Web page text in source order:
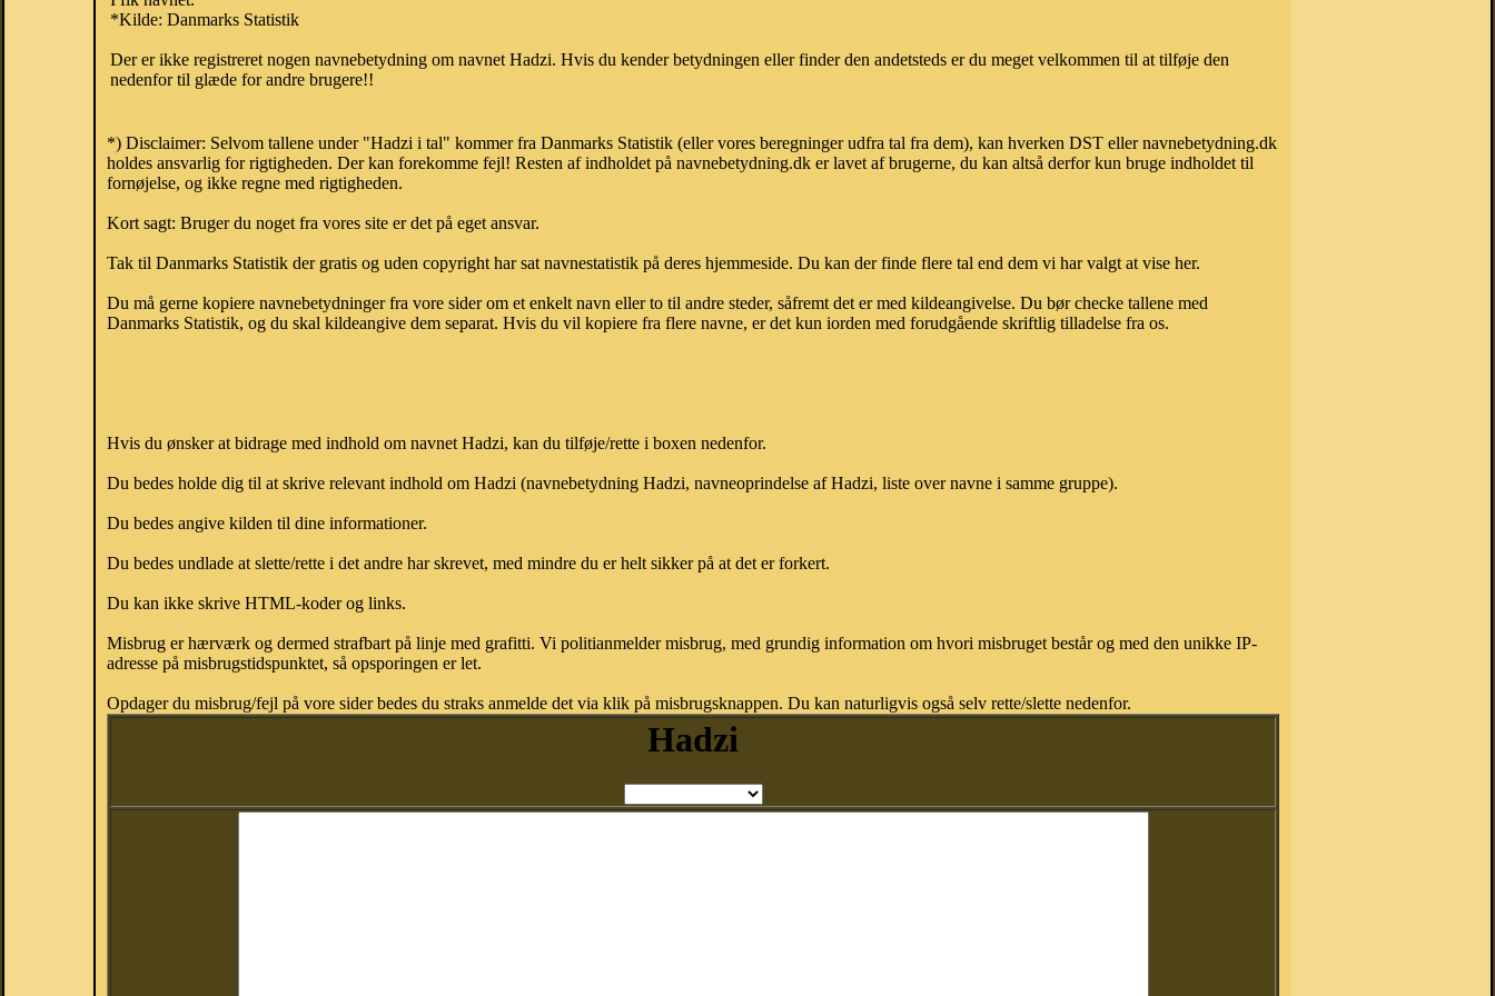
*Kilde: Danmarks Statistik
Der er ikke registreret nogen navnebetydning om navnet Hadzi. Hvis du kender betydningen eller finder den andetsteds er du meget velkommen til at tilføje den
nedenfor til glæde for andre brugere!!
*) Disclaimer: Selvom tallene under "Hadzi i tal" kommer fra Danmarks Statistik (eller vores beregninger udfra tal fra dem), kan hverken DST eller navnebetydning.dk
holdes ansvarlig for rigtigheden. Der kan forekomme fejl! Resten af indholdet på navnebetydning.dk er lavet af brugerne, du kan altså derfor kun bruge indholdet til
fornøjelse, og ikke regne med rigtigheden.
Kort sagt: Bruger du noget fra vores site er det på eget ansvar.
Tak til Danmarks Statistik der gratis og uden copyright har sat navnestatistik på deres hjemmeside. Du kan der finde flere tal end dem vi har valgt at vise her.
Du må gerne kopiere navnebetydninger fra vore sider om et enkelt navn eller to til andre steder, såfremt det er med kildeangivelse. Du bør checke tallene med
Danmarks Statistik, og du skal kildeangive dem separat. Hvis du vil kopiere fra flere navne, er det kun iorden med forudgående skriftlig tilladelse fra os.
Hvis du ønsker at bidrage med indhold om navnet Hadzi, kan du tilføje/rette i boxen nedenfor.
Du bedes holde dig til at skrive relevant indhold om Hadzi (navnebetydning Hadzi, navneoprindelse af Hadzi, liste over navne i samme gruppe).
Du bedes angive kilden til dine informationer.
Du bedes undlade at slette/rette i det andre har skrevet, med mindre du er helt sikker på at det er forkert.
Du kan ikke skrive HTML-koder og links.
Misbrug er hærværk og dermed strafbart på linje med grafitti. Vi politianmelder misbrug, med grundig information om hvori misbruget består og med den unikke IP-
adresse på misbrugstidspunktet, så opsporingen er let.
Opdager du misbrug/fejl på vore sider bedes du straks anmelde det via klik på misbrugsknappen. Du kan naturligvis også selv rette/slette nedenfor.
Hadzi